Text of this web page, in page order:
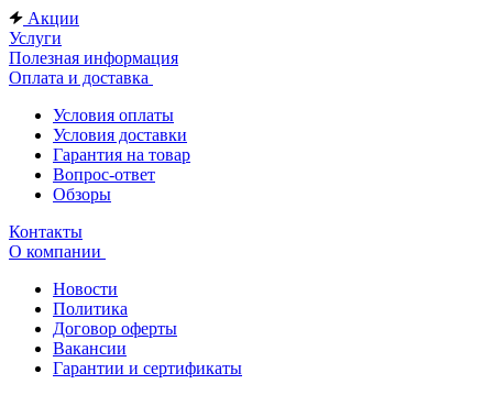
Акции
Услуги
Полезная информация
Оплата и доставка
Условия оплаты
Условия доставки
Гарантия на товар
Вопрос-ответ
Обзоры
Контакты
О компании
Новости
Политика
Договор оферты
Вакансии
Гарантии и сертификаты